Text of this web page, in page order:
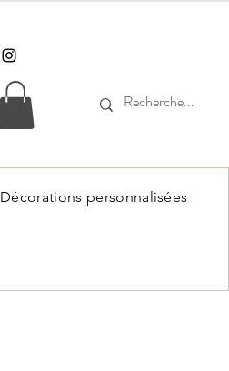
Décorations personnalisées